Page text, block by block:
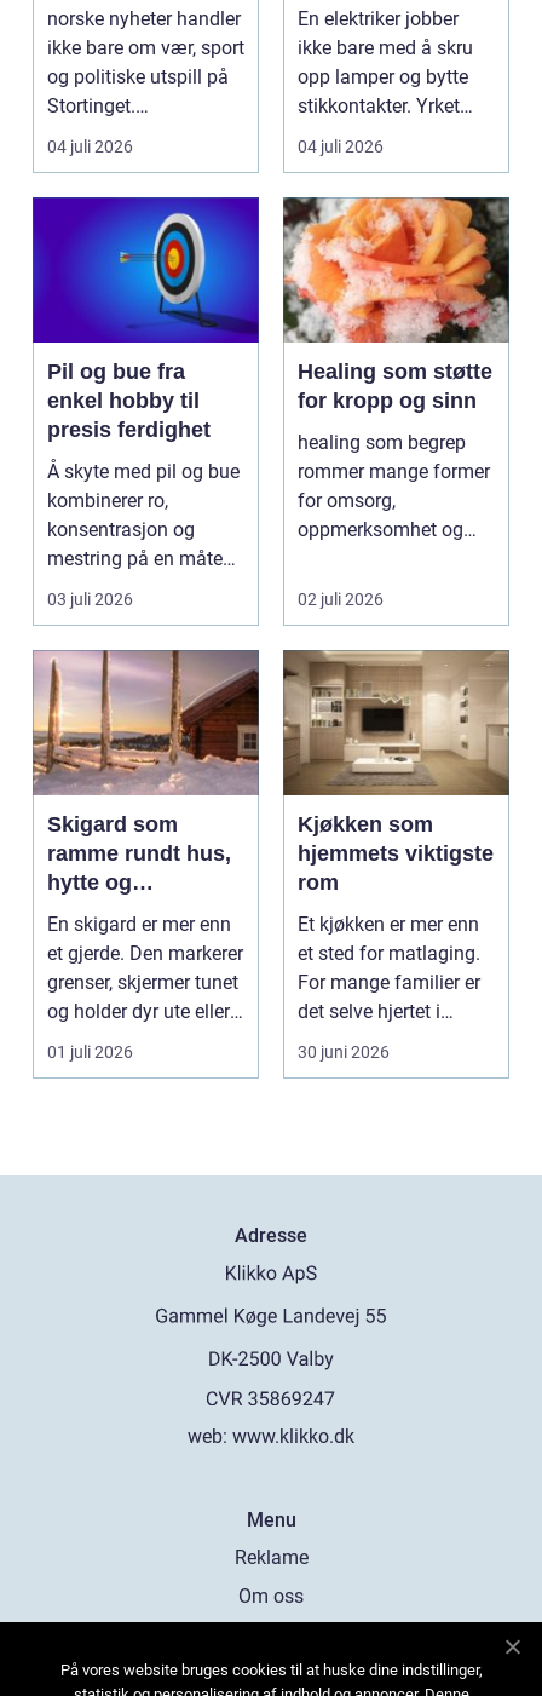
norske nyheter handler
ikke bare om vær, sport
og politiske utspill på
Stortinget.
Nyhetsbildet form...
04 juli 2026
fagkunnskap så
viktig?
En elektriker jobber
ikke bare med å skru
opp lamper og bytte
stikkontakter. Yrket
handler om sikker...
04 juli 2026
Pil og bue fra
enkel hobby til
presis ferdighet
Å skyte med pil og bue
kombinerer ro,
konsentrasjon og
mestring på en måte
få andre aktiviteter
gjør...
03 juli 2026
Healing som støtte
for kropp og sinn
healing som begrep
rommer mange former
for omsorg,
oppmerksomhet og
som mål å s...
02 juli 2026
Skigard som
ramme rundt hus,
hytte og
kulturlandskap
En skigard er mer enn
et gjerde. Den markerer
grenser, skjermer tunet
og holder dyr ute eller
inne, ...
01 juli 2026
Kjøkken som
hjemmets viktigste
rom
Et kjøkken er mer enn
et sted for matlaging.
For mange familier er
det selve hjertet i
boligen, romm...
30 juni 2026
Adresse
web: www.klikko.dk
Menu
Reklame
Om oss
Kontakt Oss
På vores website bruges cookies til at huske dine indstillinger,